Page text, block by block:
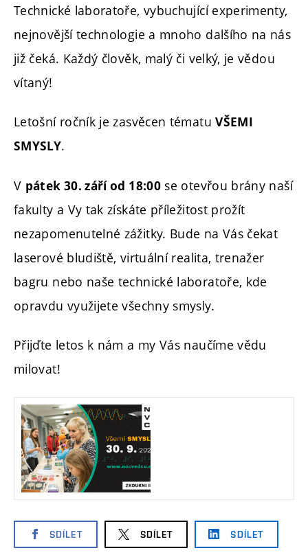
Technické laboratoře, vybuchující experimenty,
nejnovější technologie a mnoho dalšího na nás
již čeká. Každý člověk, malý či velký, je vědou
vítaný!
Letošní ročník je zasvěcen tématuVŠEMI
SMYSLY.
V pátek 30. září od 18:00 se otevřou brány naší
fakulty a Vy tak získáte příležitost prožít
nezapomenutelné zážitky. Bude na Vás čekat
laserové bludiště, virtuální realita, trenažer
bagru nebo naše technické laboratoře, kde
opravdu využijete všechny smysly.
Přijďte letos k nám a my Vás naučíme vědu
milovat!
SDÍLET SDÍLET SDÍLET